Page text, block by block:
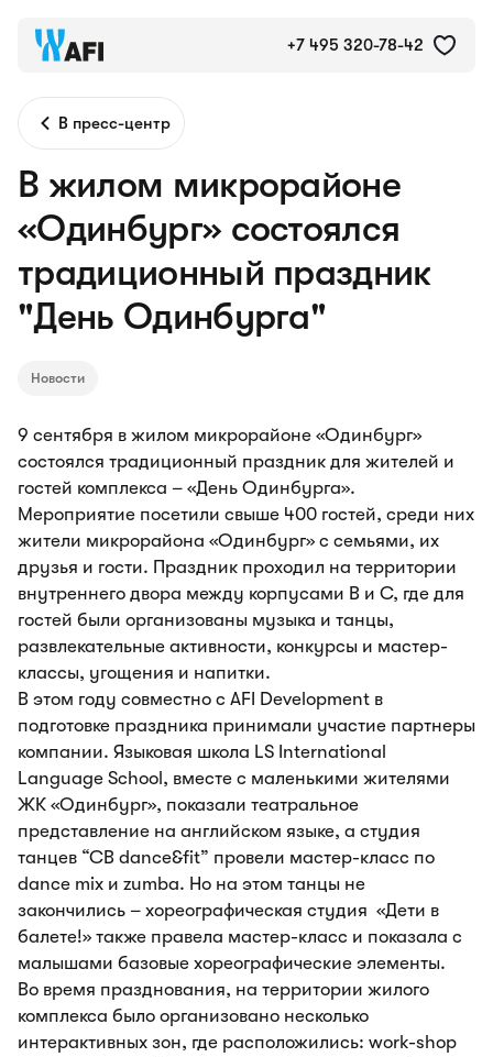
+7 495 320-78-42
В пресс-центр
В жилом микрорайоне
«Одинбург» состоялся
традиционный праздник
"День Одинбурга"
Новости
9 сентября в жилом микрорайоне «Одинбург»
состоялся традиционный праздник для жителей и
гостей комплекса – «День Одинбурга».
Мероприятие посетили свыше 400 гостей, среди них
жители микрорайона «Одинбург» с семьями, их
друзья и гости. Праздник проходил на территории
внутреннего двора между корпусами B и C, где для
гостей были организованы музыка и танцы,
развлекательные активности, конкурсы и мастер-
классы, угощения и напитки.
В этом году совместно с AFI Development в
подготовке праздника принимали участие партнеры
компании. Языковая школа LS International
Language School, вместе с маленькими жителями
ЖК «Одинбург», показали театральное
представление на английском языке, а студия
танцев “СВ dance&fit” провели мастер-класс по
dance mix и zumba. Но на этом танцы не
закончились – хореографическая студия «Дети в
балете!» также правела мастер-класс и показала с
малышами базовые хореографические элементы.
Во время празднования, на территории жилого
комплекса было организовано несколько
интерактивных зон, где расположились: work-shop